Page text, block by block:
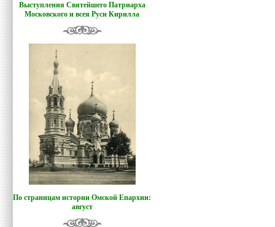
Выступления Святейшего Патриарха
Московского и всея Руси Кирилла
По страницам истории Омской Епархии:
август